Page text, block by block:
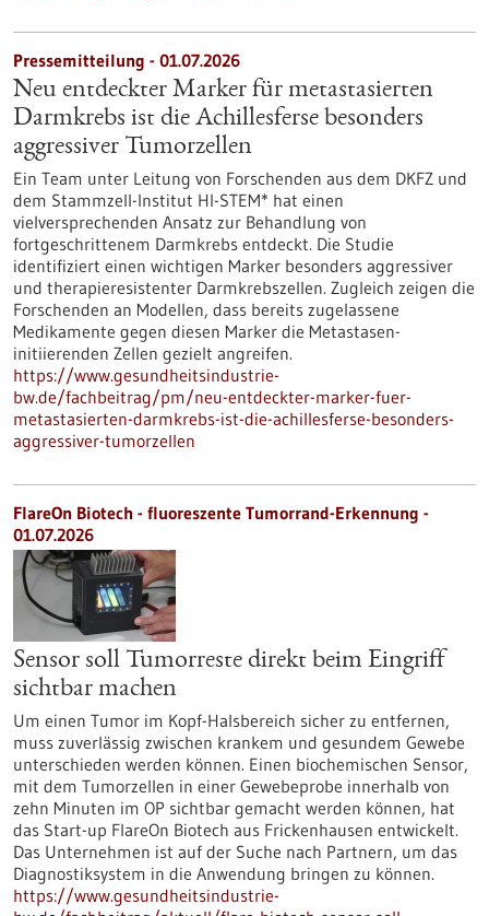
Pressemitteilung - 01.07.2026
Neu entdeckter Marker für metastasierten
Darmkrebs ist die Achillesferse besonders
aggressiver Tumorzellen
Ein Team unter Leitung von Forschenden aus dem DKFZ und
dem Stammzell-Institut HI-STEM* hat einen
vielversprechenden Ansatz zur Behandlung von
fortgeschrittenem Darmkrebs entdeckt. Die Studie
identifiziert einen wichtigen Marker besonders aggressiver
und therapieresistenter Darmkrebszellen. Zugleich zeigen die
Forschenden an Modellen, dass bereits zugelassene
Medikamente gegen diesen Marker die Metastasen-
initiierenden Zellen gezielt angreifen.
https://www.gesundheitsindustrie-
bw.de/fachbeitrag/pm/neu-entdeckter-marker-fuer-
metastasierten-darmkrebs-ist-die-achillesferse-besonders-
aggressiver-tumorzellen
FlareOn Biotech - fluoreszente Tumorrand-Erkennung -
01.07.2026
Sensor soll Tumorreste direkt beim Eingriff
sichtbar machen
Um einen Tumor im Kopf-Halsbereich sicher zu entfernen,
muss zuverlässig zwischen krankem und gesundem Gewebe
unterschieden werden können. Einen biochemischen Sensor,
mit dem Tumorzellen in einer Gewebeprobe innerhalb von
zehn Minuten im OP sichtbar gemacht werden können, hat
das Start-up FlareOn Biotech aus Frickenhausen entwickelt.
Das Unternehmen ist auf der Suche nach Partnern, um das
Diagnostiksystem in die Anwendung bringen zu können.
https://www.gesundheitsindustrie-